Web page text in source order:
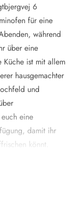
6
für eine
während
über eine
Küche ist mit allem
hausgemachter
und
eine
damit ihr
könnt.
in 2 gemütlichen